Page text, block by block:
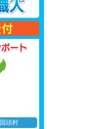
国頭村